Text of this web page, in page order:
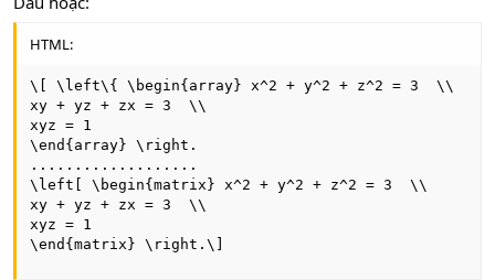
HTML:
\[ \left\{ \begin{array} x^2 + y^2 + z^2 = 3  \\
xy + yz + zx = 3  \\
xyz = 1
\end{array} \right.
...................
\left[ \begin{matrix} x^2 + y^2 + z^2 = 3  \\
xy + yz + zx = 3  \\
xyz = 1
\end{matrix} \right.\]